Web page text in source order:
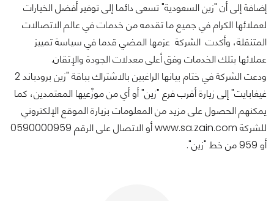
إضافة إلى أن "زين السعودية" تسعى دائما إلى توفير أفضل الخيارات
لعملائها الكرام في جميع ما تقدمه من خدمات في عالم الاتصالات
المتنقلة، وأكدت الشركة عزمها المضي قدما في سياسة تمييز
عملائها بتلك الخدمات وفق أعلى معدلات الجودة والإتقان.
ودعت الشركة في ختام بيانها الراغبين بالاشتراك بباقة "زين برودباند 2
غيغابايت" إلى زيارة أقرب فرع "زين" أو أي من موزّعيها المعتمدين، كما
يمكنهم الحصول على مزيد من المعلومات بزيارة الموقع الإلكتروني
للشركة www.sa.zain.com أو الاتصال على الرقم 0590000959
أو 959 من خط "زين".